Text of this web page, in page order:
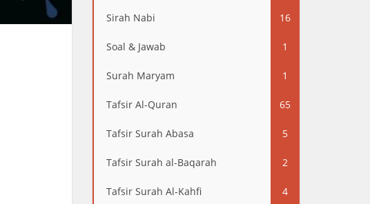
Sirah Nabi 16
Soal & Jawab 1
Surah Maryam 1
Tafsir Al-Quran 65
Tafsir Surah Abasa 5
Tafsir Surah al-Baqarah 2
Tafsir Surah Al-Kahfi 4